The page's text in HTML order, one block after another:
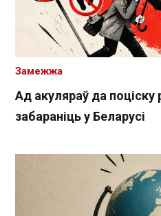
Ад акуляраў да
забараніць у Беларусі
Замежжа